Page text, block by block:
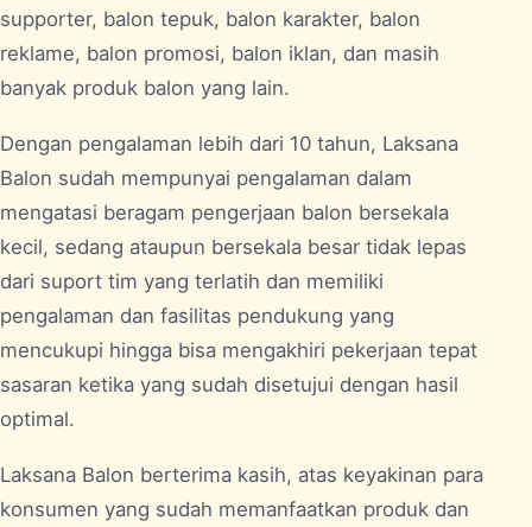
supporter, balon tepuk, balon karakter, balon
reklame, balon promosi, balon iklan, dan masih
banyak produk balon yang lain.
Dengan pengalaman lebih dari 10 tahun, Laksana
Balon sudah mempunyai pengalaman dalam
mengatasi beragam pengerjaan balon bersekala
kecil, sedang ataupun bersekala besar tidak lepas
dari suport tim yang terlatih dan memiliki
pengalaman dan fasilitas pendukung yang
mencukupi hingga bisa mengakhiri pekerjaan tepat
sasaran ketika yang sudah disetujui dengan hasil
optimal.
Laksana Balon berterima kasih, atas keyakinan para
konsumen yang sudah memanfaatkan produk dan